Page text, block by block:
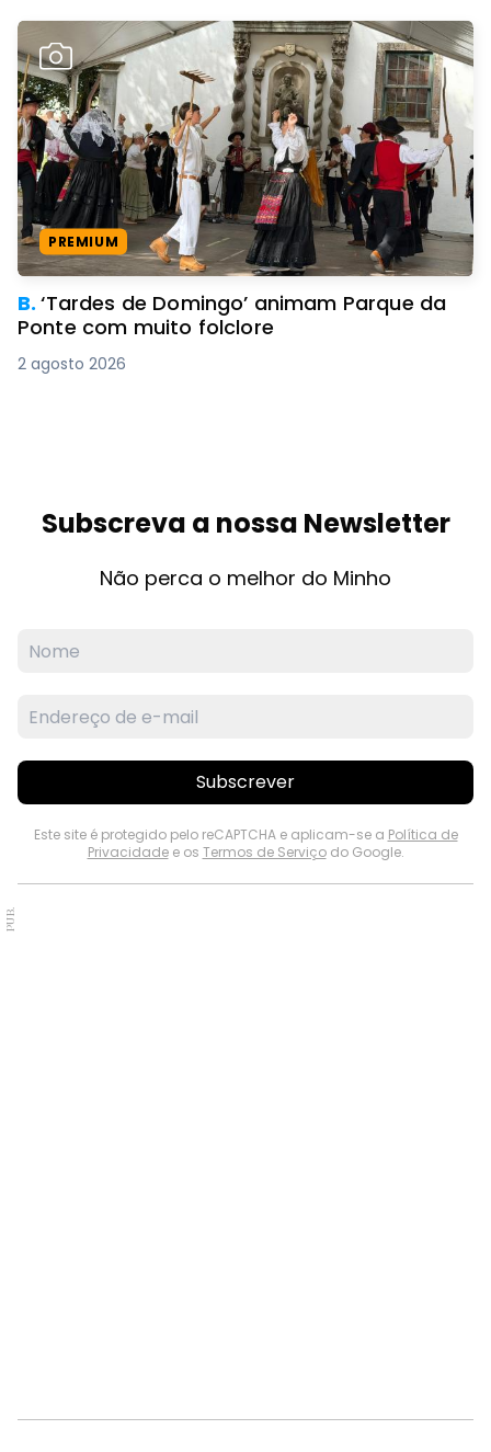
PREMIUM
B.‘Tardes de Domingo’ animam Parque da
Ponte com muito folclore
2 agosto 2026
Subscreva a nossa Newsletter
Não perca o melhor do Minho
Subscrever
Este site é protegido pelo reCAPTCHA e aplicam-se a Política de
Privacidadee os Termos de Serviçodo Google.
PUB.